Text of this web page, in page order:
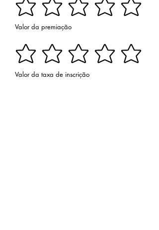
Valor da premiação
Valor da taxa de inscrição